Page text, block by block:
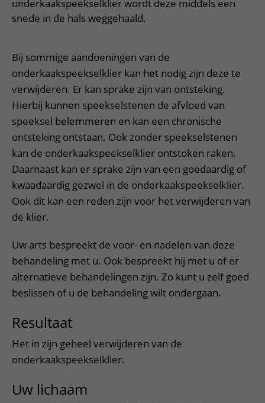
Onderzoeken en diagnostiek
Het Wilhelmina Kinderziekenhuis
Bloedprikken
Wijzigen patiëntgegevens
Mijn UMC Utrecht patiëntportaal
Faciliteiten en voorzieningen
Kwaliteit en veiligheid
Route naar het ziekenhuis
Wegwijs in het ziekenhuis
Contact met polikliniek
Contact met verpleegafdeling
Het Wilhelmina Kinderziekenhuis
Teleconsult aanvragen
Zorgverlenersportaal
Over UMC Utrecht
Onderwijs
Werken bij het UMC Utrecht
onderkaakspeekselklier wordt deze middels een
snede in de hals weggehaald.
Bij sommige aandoeningen van de
onderkaakspeekselklier kan het nodig zijn deze te
verwijderen. Er kan sprake zijn van ontsteking.
Hierbij kunnen speekselstenen de afvloed van
speeksel belemmeren en kan een chronische
ontsteking ontstaan. Ook zonder speekselstenen
kan de onderkaakspeekselklier ontstoken raken.
Daarnaast kan er sprake zijn van een goedaardig of
kwaadaardig gezwel in de onderkaakspeekselklier.
Ook dit kan een reden zijn voor het verwijderen van
de klier.
Uw arts bespreekt de voor- en nadelen van deze
behandeling met u. Ook bespreekt hij met u of er
alternatieve behandelingen zijn. Zo kunt u zelf goed
beslissen of u de behandeling wilt ondergaan.
Resultaat
Het in zijn geheel verwijderen van de
onderkaakspeekselklier.
Uw lichaam